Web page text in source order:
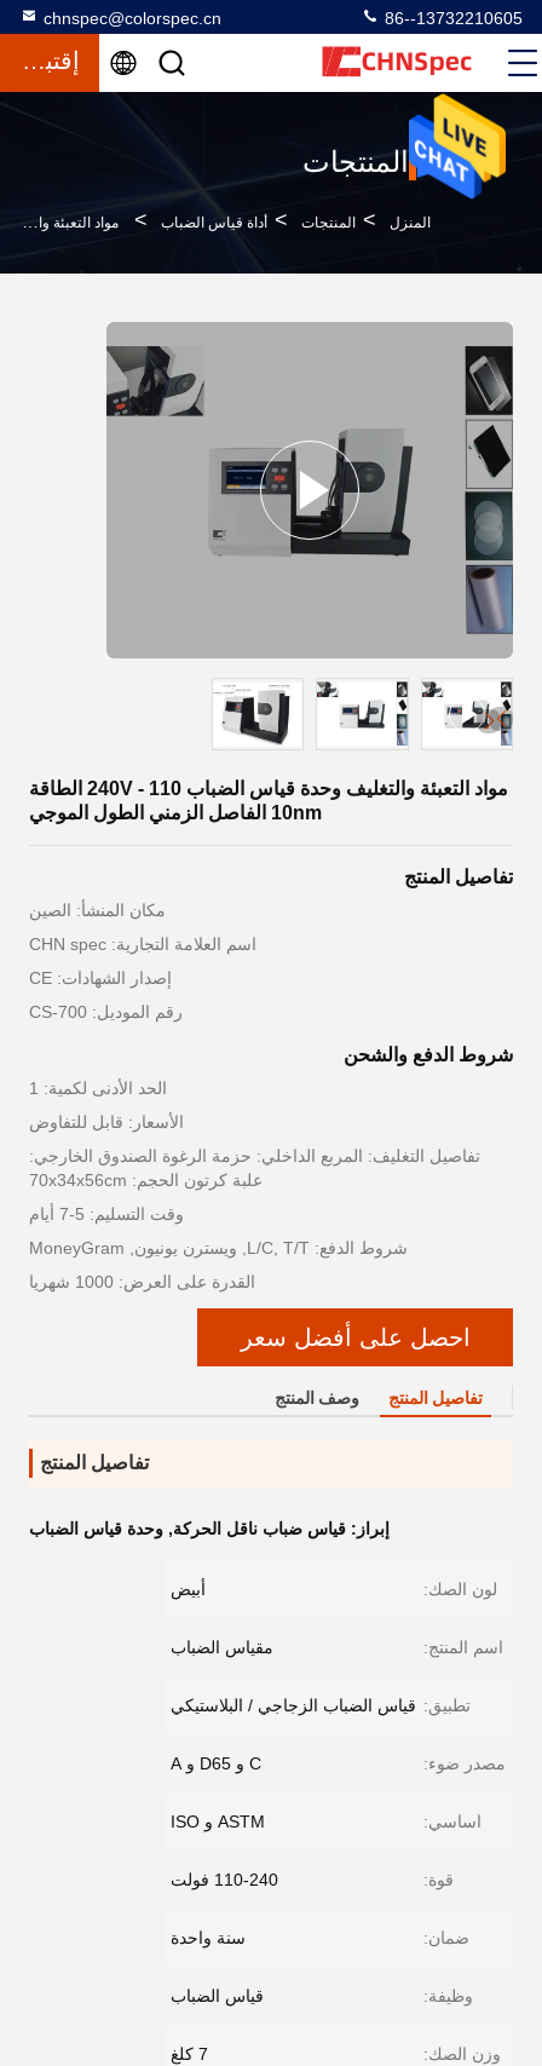
chnspec@colorspec.cn 86--13732210605
إقتباس
المنتجات
المنزل > المنتجات > أداة قياس الضباب > مواد التعبئة والتغليف وحدة قياس الضباب 110 - 240V الطاقة 10nm الفاصل الزمني الطول الموجي
مواد التعبئة والتغليف وحدة قياس الضباب 110 - 240V الطاقة
10nm الفاصل الزمني الطول الموجي
تفاصيل المنتج
مكان المنشأ: الصين
اسم العلامة التجارية: CHN spec
إصدار الشهادات: CE
رقم الموديل: CS-700
شروط الدفع والشحن
الحد الأدنى لكمية: 1
الأسعار: قابل للتفاوض
تفاصيل التغليف: المربع الداخلي: حزمة الرغوة الصندوق الخارجي:
علبة كرتون الحجم: 70x34x56cm
وقت التسليم: 5-7 أيام
شروط الدفع: L/C, T/T, ويسترن يونيون, MoneyGram
القدرة على العرض: 1000 شهريا
احصل على أفضل سعر
تفاصيل المنتج وصف المنتج
تفاصيل المنتج
إبراز: قياس ضباب ناقل الحركة, وحدة قياس الضباب
لون الصك: أبيض
اسم المنتج: مقياس الضباب
تطبيق: قياس الضباب الزجاجي / البلاستيكي
مصدر ضوء: C و D65 و A
اساسي: ASTM و ISO
قوة: 110-240 فولت
ضمان: سنة واحدة
وظيفة: قياس الضباب
وزن الصك: 7 كلغ